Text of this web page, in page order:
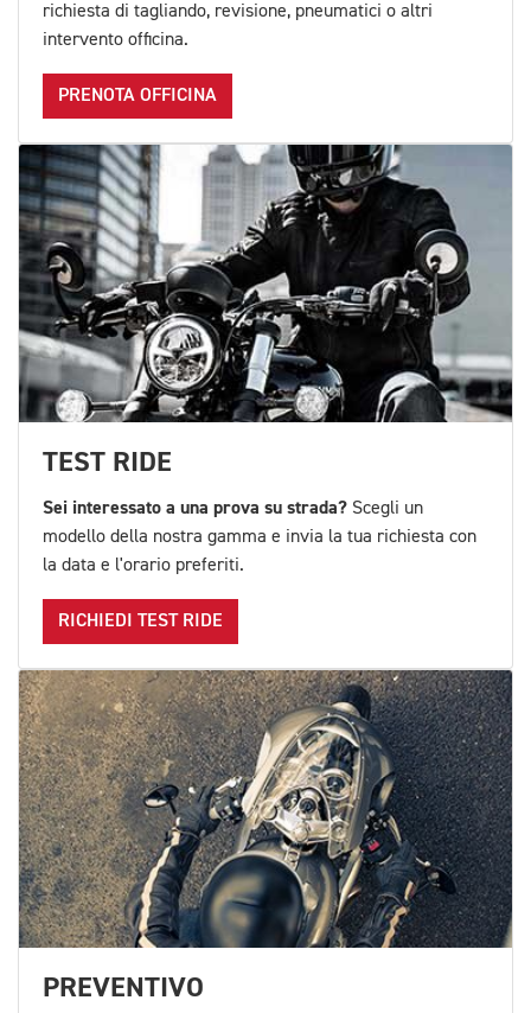
richiesta di tagliando, revisione, pneumatici o altri
intervento officina.
PRENOTA OFFICINA
TEST RIDE
Sei interessato a una prova su strada? Scegli un
modello della nostra gamma e invia la tua richiesta con
la data e l'orario preferiti.
RICHIEDI TEST RIDE
PREVENTIVO